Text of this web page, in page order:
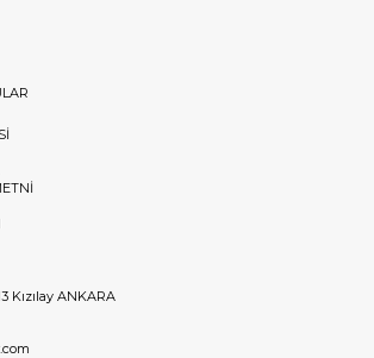
Kızılay ANKARA